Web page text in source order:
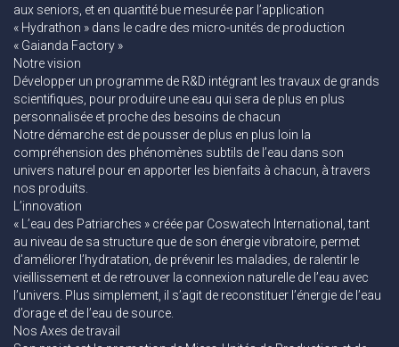
aux seniors, et en quantité bue mesurée par l’application
« Hydrathon » dans le cadre des micro-unités de production
« Gaianda Factory »
Notre vision
Développer un programme de R&D intégrant les travaux de grands
scientifiques, pour produire une eau qui sera de plus en plus
personnalisée et proche des besoins de chacun
Notre démarche est de pousser de plus en plus loin la
compréhension des phénomènes subtils de l’eau dans son
univers naturel pour en apporter les bienfaits à chacun, à travers
nos produits.
L’innovation
« L’eau des Patriarches » créée par Coswatech International, tant
au niveau de sa structure que de son énergie vibratoire, permet
d’améliorer l’hydratation, de prévenir les maladies, de ralentir le
vieillissement et de retrouver la connexion naturelle de l’eau avec
l’univers. Plus simplement, il s’agit de reconstituer l’énergie de l’eau
d’orage et de l’eau de source.
Nos Axes de travail